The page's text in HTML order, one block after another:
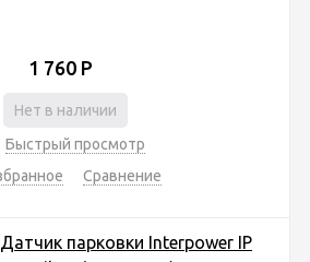
1 760 Р
Нет в наличии
Быстрый просмотр
Сравнение
Датчик парковки Interpower IP